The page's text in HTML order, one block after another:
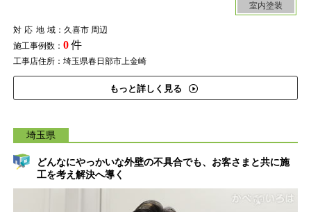
室内塗装
対応地域：久喜市 周辺
施工事例数： 0件
工事店住所：埼玉県春日部市上金崎
もっと詳しく見る
埼玉県
どんなにやっかいな外壁の不具合でも、お客さまと共に施
工を考え解決へ導く